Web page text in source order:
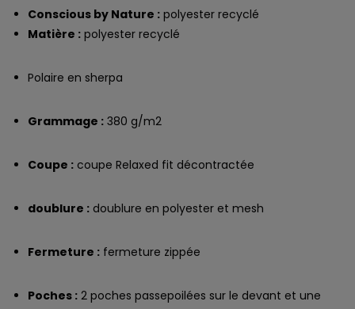
Conscious by Nature : polyester recyclé
Matière : polyester recyclé
Polaire en sherpa
Grammage : 380 g/m2
Coupe : coupe Relaxed fit décontractée
doublure : doublure en polyester et mesh
Fermeture : fermeture zippée
Poches : 2 poches passepoilées sur le devant et une